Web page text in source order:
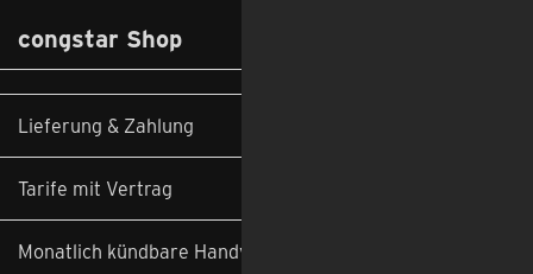
congstar Shop
Lieferung & Zahlung
Tarife mit Vertrag
Monatlich kündbare Handyverträge